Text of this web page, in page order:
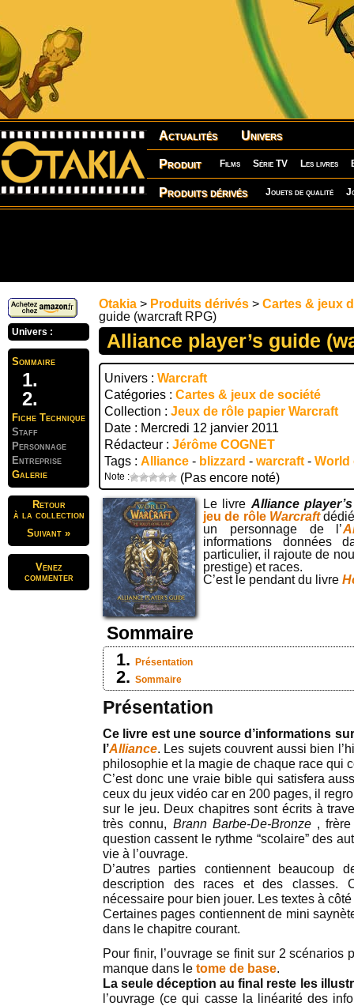
Actualités Univers
Produit Films Série TV Les livres
Produits dérivés Jouets de qualité
Univers :
Sommaire
Fiche Technique
Staff
Personnage
Entreprise
Galerie
Retour
à la collection
Suivant »
Venez
commenter
Otakia > Produits dérivés > Cartes & jeux
guide (warcraft RPG)
Alliance player’s guide
Univers : Warcraft
Catégories : Cartes & jeux de société
Collection : Jeux de rôle papier Warcraft
Date : Mercredi 12 janvier 2011
Rédacteur : Jérôme COGNET
Tags : Alliance - blizzard - warcraft - World
Note :
(Pas encore noté)
Le livre Alliance
jeu de rôle Warcraft
un personnage de l’
informations
particulier, il rajoute de
prestige) et races.
C’est le pendant du livre
Sommaire
Présentation
Sommaire
Présentation
Ce livre est une source d’informations
l’Alliance. Les sujets couvrent aussi bien
philosophie et la magie de chaque race qui
C’est donc une vraie bible qui satisfera
ceux du jeux vidéo car en 200 pages, il
sur le jeu. Deux chapitres sont écrits à
très connu, Brann Barbe-De-Bronze,
question cassent le rythme “scolaire” des
vie à l’ouvrage.
D’autres parties contiennent beaucoup
description des races et des classes.
nécessaire pour bien jouer. Les textes à
Certaines pages contiennent de mini
dans le chapitre courant.
Pour finir, l’ouvrage se finit sur 2 scénarios
manque dans le tome de base.
La seule déception au final reste les
l’ouvrage (ce qui casse la linéarité des